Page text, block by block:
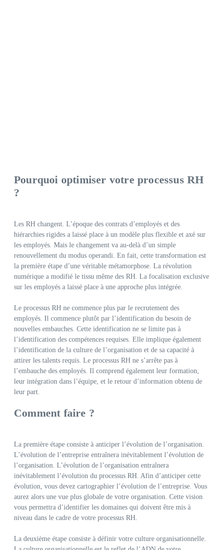
Pourquoi optimiser votre processus RH
?
Les RH changent. L’époque des contrats d’employés et des
hiérarchies rigides a laissé place à un modèle plus flexible et axé sur
les employés. Mais le changement va au-delà d’un simple
renouvellement du modus operandi. En fait, cette transformation est
la première étape d’une véritable métamorphose. La révolution
numérique a modifié le tissu même des RH. La focalisation exclusive
sur les employés a laissé place à une approche plus intégrée.
Le processus RH ne commence plus par le recrutement des
employés. Il commence plutôt par l’identification du besoin de
nouvelles embauches. Cette identification ne se limite pas à
l’identification des compétences requises. Elle implique également
l’identification de la culture de l’organisation et de sa capacité à
attirer les talents requis. Le processus RH ne s’arrête pas à
l’embauche des employés. Il comprend également leur formation,
leur intégration dans l’équipe, et le retour d’information obtenu de
leur part.
Comment faire ?
La première étape consiste à anticiper l’évolution de l’organisation.
L’évolution de l’entreprise entraînera inévitablement l’évolution de
l’organisation. L’évolution de l’organisation entraînera
inévitablement l’évolution du processus RH. Afin d’anticiper cette
évolution, vous devez cartographier l’évolution de l’entreprise. Vous
aurez alors une vue plus globale de votre organisation. Cette vision
vous permettra d’identifier les domaines qui doivent être mis à
niveau dans le cadre de votre processus RH.
La deuxième étape consiste à définir votre culture organisationnelle.